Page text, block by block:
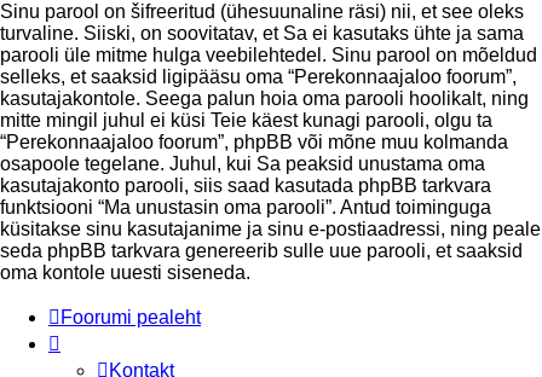
Sinu parool on šifreeritud (ühesuunaline räsi) nii, et see oleks
turvaline. Siiski, on soovitatav, et Sa ei kasutaks ühte ja sama
parooli üle mitme hulga veebilehtedel. Sinu parool on mõeldud
selleks, et saaksid ligipääsu oma “Perekonnaajaloo foorum”,
kasutajakontole. Seega palun hoia oma parooli hoolikalt, ning
mitte mingil juhul ei küsi Teie käest kunagi parooli, olgu ta
“Perekonnaajaloo foorum”, phpBB või mõne muu kolmanda
osapoole tegelane. Juhul, kui Sa peaksid unustama oma
kasutajakonto parooli, siis saad kasutada phpBB tarkvara
funktsiooni “Ma unustasin oma parooli”. Antud toiminguga
küsitakse sinu kasutajanime ja sinu e-postiaadressi, ning peale
seda phpBB tarkvara genereerib sulle uue parooli, et saaksid
oma kontole uuesti siseneda.
Foorumi pealeht
Kontakt